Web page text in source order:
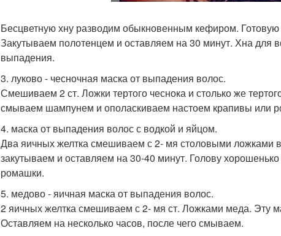
Бесцветную хну разводим обыкновенным кефиром.
Закутываем полотенцем и оставляем на 30 минут. Хна для
выпадения.
3. луково - чесночная маска от выпадения волос.
Смешиваем 2 ст. Ложки тертого чеснока и столько же
смываем шампунем и ополаскиваем настоем крапивы или
4. маска от выпадения волос с водкой и яйцом.
Два яичных желтка смешиваем с 2- мя столовыми ложками
закутываем и оставляем на 30-40 минут. Голову
ромашки.
5. медово - яичная маска от выпадения волос.
2 яичных желтка смешиваем с 2- мя ст. Ложками меда. Эту
Оставляем на несколько часов, после чего смываем.